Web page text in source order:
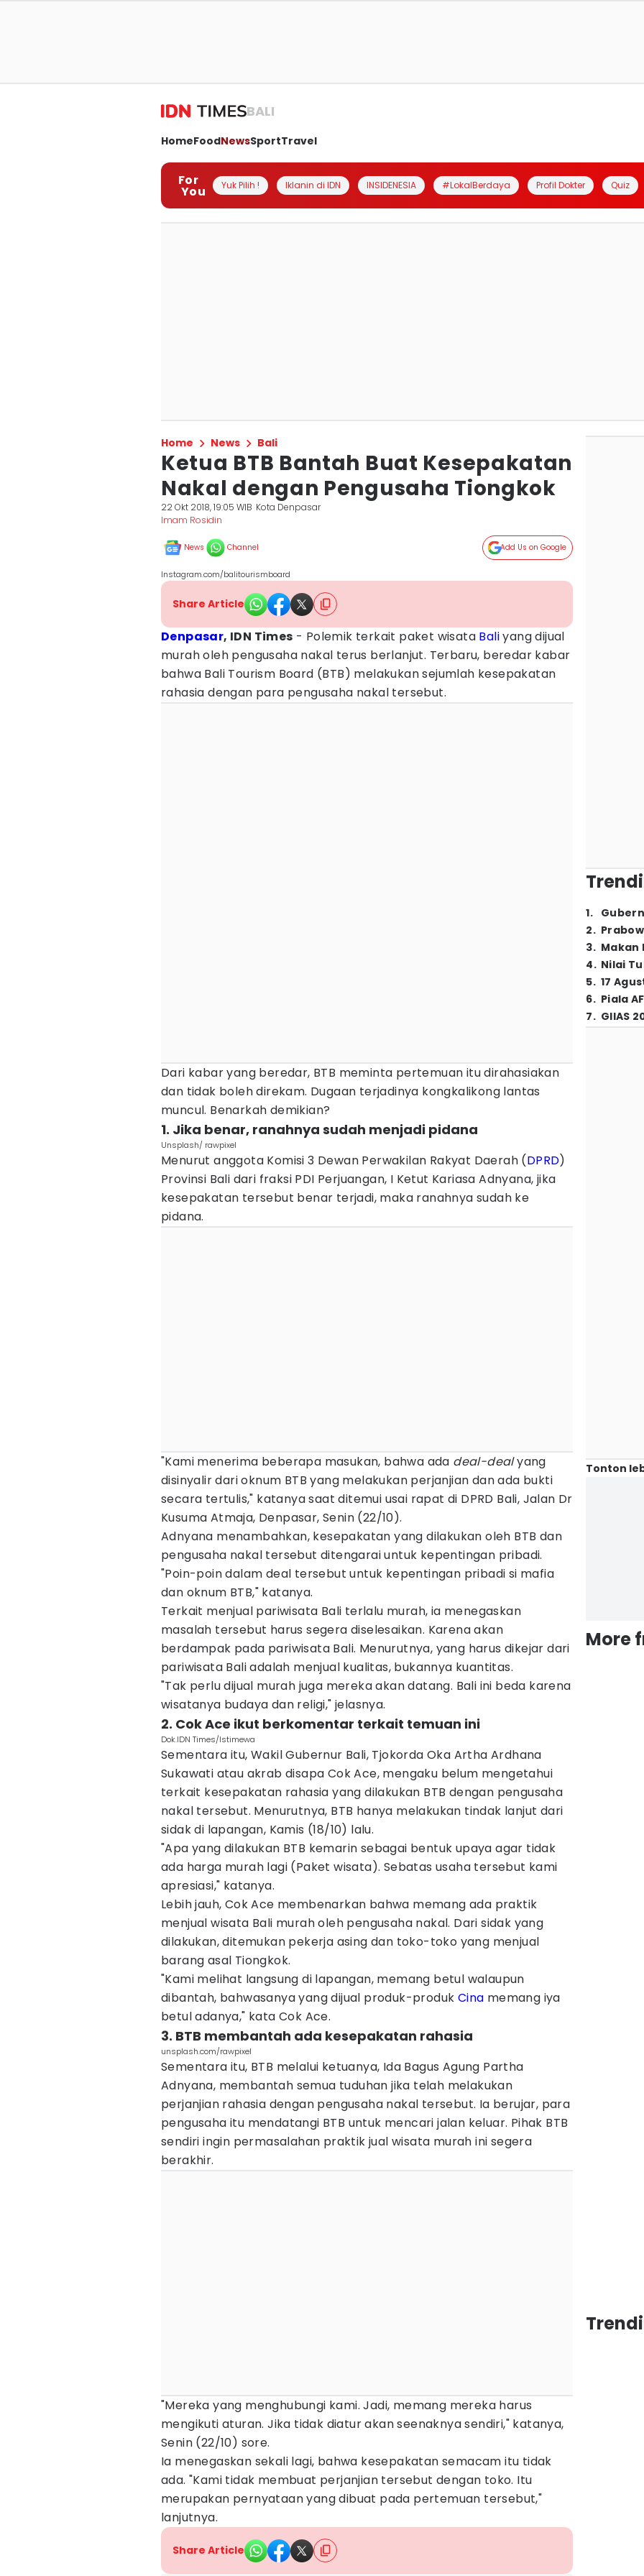
BALI
HomeFoodNewsSportTravel
For
You Yuk Pilih ! Iklanin di IDN INSIDENESIA #LokalBerdaya Profil Dokter Quiz
Home News Bali
Ketua BTB Bantah Buat Kesepakatan
Nakal dengan Pengusaha Tiongkok
22 Okt 2018, 19:05 WIB Kota Denpasar
Imam Rosidin
News Channel Add Us on Google
Instagram.com/balitourismboard
Share Article
Denpasar, IDN Times - Polemik terkait paket wisata Baliyang dijual
murah oleh pengusaha nakal terus berlanjut. Terbaru, beredar kabar
bahwa Bali Tourism Board (BTB) melakukan sejumlah kesepakatan
rahasia dengan para pengusaha nakal tersebut.
Dari kabar yang beredar, BTB meminta pertemuan itu dirahasiakan
dan tidak boleh direkam. Dugaan terjadinya kongkalikong lantas
muncul. Benarkah demikian?
1. Jika benar, ranahnya sudah menjadi pidana
Unsplash/ rawpixel
Menurut anggota Komisi 3 Dewan Perwakilan Rakyat Daerah (DPRD)
Provinsi Bali dari fraksi PDI Perjuangan, I Ketut Kariasa Adnyana, jika
kesepakatan tersebut benar terjadi, maka ranahnya sudah ke
pidana.
"Kami menerima beberapa masukan, bahwa ada deal-dealyang
disinyalir dari oknum BTB yang melakukan perjanjian dan ada bukti
secara tertulis," katanya saat ditemui usai rapat di DPRD Bali, Jalan Dr
Kusuma Atmaja, Denpasar, Senin (22/10).
Adnyana menambahkan, kesepakatan yang dilakukan oleh BTB dan
pengusaha nakal tersebut ditengarai untuk kepentingan pribadi.
"Poin-poin dalam deal tersebut untuk kepentingan pribadi si mafia
dan oknum BTB," katanya.
Terkait menjual pariwisata Bali terlalu murah, ia menegaskan
masalah tersebut harus segera diselesaikan. Karena akan
berdampak pada pariwisata Bali. Menurutnya, yang harus dikejar dari
pariwisata Bali adalah menjual kualitas, bukannya kuantitas.
"Tak perlu dijual murah juga mereka akan datang. Bali ini beda karena
wisatanya budaya dan religi," jelasnya.
2. Cok Ace ikut berkomentar terkait temuan ini
Dok.IDN Times/Istimewa
Sementara itu, Wakil Gubernur Bali, Tjokorda Oka Artha Ardhana
Sukawati atau akrab disapa Cok Ace, mengaku belum mengetahui
terkait kesepakatan rahasia yang dilakukan BTB dengan pengusaha
nakal tersebut. Menurutnya, BTB hanya melakukan tindak lanjut dari
sidak di lapangan, Kamis (18/10) lalu.
"Apa yang dilakukan BTB kemarin sebagai bentuk upaya agar tidak
ada harga murah lagi (Paket wisata). Sebatas usaha tersebut kami
apresiasi," katanya.
Lebih jauh, Cok Ace membenarkan bahwa memang ada praktik
menjual wisata Bali murah oleh pengusaha nakal. Dari sidak yang
dilakukan, ditemukan pekerja asing dan toko-toko yang menjual
barang asal Tiongkok.
"Kami melihat langsung di lapangan, memang betul walaupun
dibantah, bahwasanya yang dijual produk-produk Cina memang iya
betul adanya," kata Cok Ace.
3. BTB membantah ada kesepakatan rahasia
unsplash.com/rawpixel
Sementara itu, BTB melalui ketuanya, Ida Bagus Agung Partha
Adnyana, membantah semua tuduhan jika telah melakukan
perjanjian rahasia dengan pengusaha nakal tersebut. Ia berujar, para
pengusaha itu mendatangi BTB untuk mencari jalan keluar. Pihak BTB
sendiri ingin permasalahan praktik jual wisata murah ini segera
berakhir.
"Mereka yang menghubungi kami. Jadi, memang mereka harus
mengikuti aturan. Jika tidak diatur akan seenaknya sendiri," katanya,
Senin (22/10) sore.
Ia menegaskan sekali lagi, bahwa kesepakatan semacam itu tidak
ada. "Kami tidak membuat perjanjian tersebut dengan toko. Itu
merupakan pernyataan yang dibuat pada pertemuan tersebut,"
lanjutnya.
Share Article
1.
2.
3. Makan
4. Nilai
5. 17
6. Piala
7. GIIAS
Tonton
More